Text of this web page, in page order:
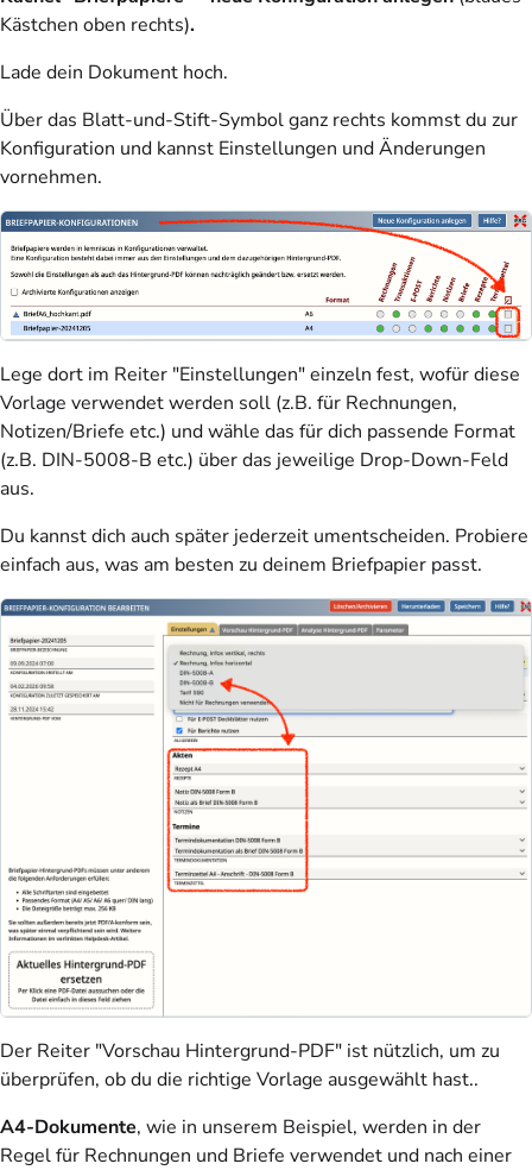
Kästchen oben rechts).
Lade dein Dokument hoch.
Über das Blatt-und-Stift-Symbol ganz rechts kommst du zur
Konfiguration und kannst Einstellungen und Änderungen
vornehmen.
Lege dort im Reiter "Einstellungen" einzeln fest, wofür diese
Vorlage verwendet werden soll (z.B. für Rechnungen,
Notizen/Briefe etc.) und wähle das für dich passende Format
(z.B. DIN-5008-B etc.) über das jeweilige Drop-Down-Feld
aus.
Du kannst dich auch später jederzeit umentscheiden. Probiere
einfach aus, was am besten zu deinem Briefpapier passt.
Der Reiter "Vorschau Hintergrund-PDF" ist nützlich, um zu
überprüfen, ob du die richtige Vorlage ausgewählt hast..
A4-Dokumente, wie in unserem Beispiel, werden in der
Regel für Rechnungen und Briefe verwendet und nach einer